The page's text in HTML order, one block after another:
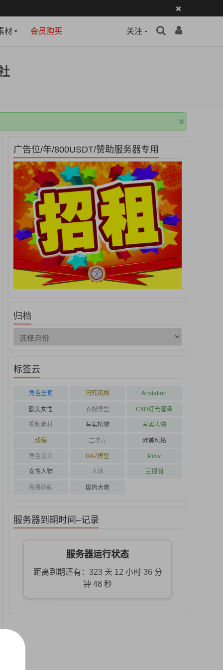
关注
材 会员购买
广告位/年/800USDT/赞助服务器专用
归档
标签云
角色全套 日韩风格 Artstation
欧美女性 衣服模型 C4D灯光渲染
视频素材 写实植物 写实人物
线稿 二次元 欧美风格
角色设计 DAZ模型 Pixiv
女性人物 人体 三视图
免费原画 国内大佬
服务器到期时间–记录
服务器运行状态
距离到期还有：323 天 12 小时 36 分
钟 48 秒